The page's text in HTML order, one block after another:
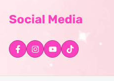
Social Media